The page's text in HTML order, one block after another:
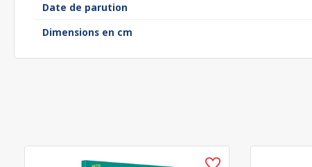
Date de parution
Dimensions en cm